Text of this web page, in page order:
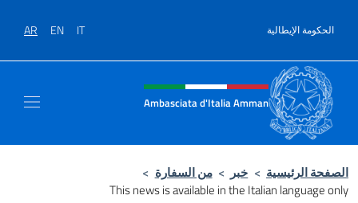
الحكومة الإيطالية IT
EN
AR
Intestazione sito, social e menù
Ambasciata d'Italia Amman
الصفحة الرئيسية > خبر > من السفارة >
This news is available in the Italian language only